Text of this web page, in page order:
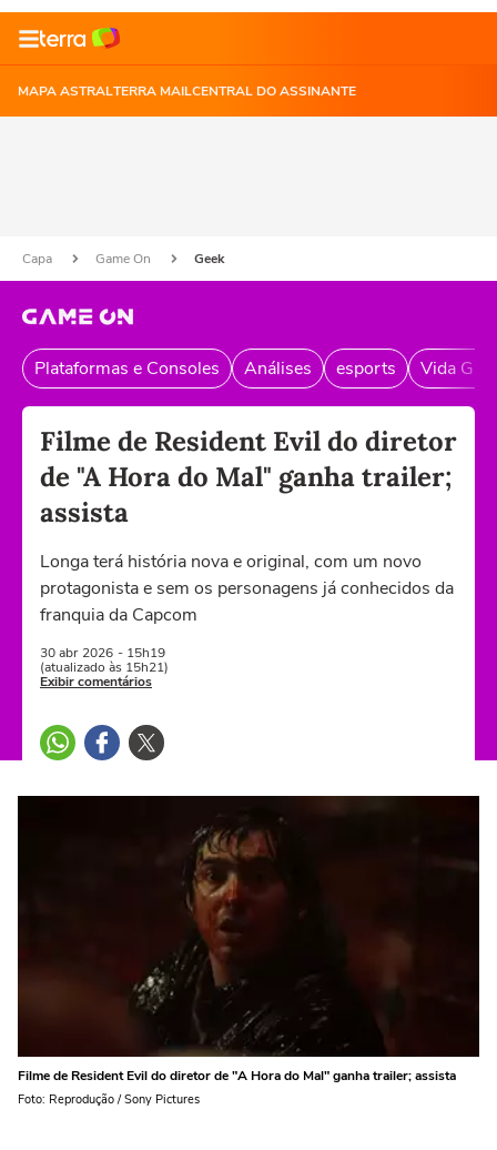
MAPA ASTRALTERRA MAILCENTRAL DO ASSINANTE
Capa Game On Geek
Plataformas e Consoles Análises esports Vida
Filme de Resident Evil do diretor
de "A Hora do Mal" ganha trailer;
assista
Longa terá história nova e original, com um novo
protagonista e sem os personagens já conhecidos da
franquia da Capcom
30 abr 2026 - 15h19
(atualizado às 15h21)
Exibir comentários
Filme de Resident Evil do diretor de "A Hora do Mal" ganha trailer; assista
Foto: Reprodução / Sony Pictures